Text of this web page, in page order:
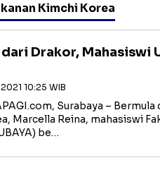
Kimchi Korea
Drakor, Mahasiswi
10:25 WIB
Surabaya –
Marcella Reina, mahasiswi
be…